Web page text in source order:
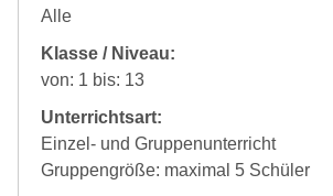
Alle
Klasse / Niveau:
von: 1 bis: 13
Unterrichtsart:
Einzel- und Gruppenunterricht
Gruppengröße: maximal 5 Schüler